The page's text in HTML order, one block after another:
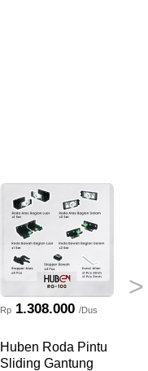
>
Rp 1.308.000 /Dus
Huben Roda Pintu
Sliding Gantung